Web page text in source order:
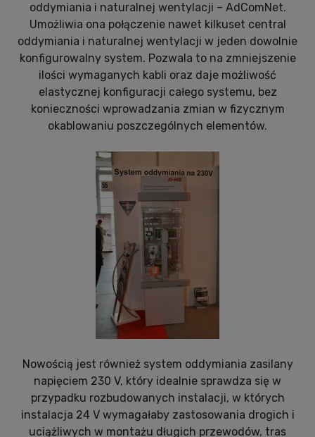
oddymiania i naturalnej wentylacji – AdComNet.
Umożliwia ona połączenie nawet kilkuset central
oddymiania i naturalnej wentylacji w jeden dowolnie
konfigurowalny system. Pozwala to na zmniejszenie
ilości wymaganych kabli oraz daje możliwość
elastycznej konfiguracji całego systemu, bez
konieczności wprowadzania zmian w fizycznym
okablowaniu poszczególnych elementów.
Nowością jest również system oddymiania zasilany
napięciem 230 V, który idealnie sprawdza się w
przypadku rozbudowanych instalacji, w których
instalacja 24 V wymagałaby zastosowania drogich i
uciążliwych w montażu długich przewodów, tras